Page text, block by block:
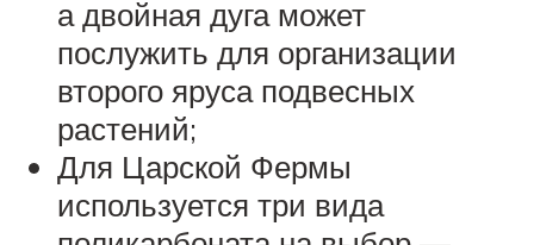
а двойная дуга может
послужить для организации
второго яруса подвесных
растений;
Для Царской Фермы
используется три вида